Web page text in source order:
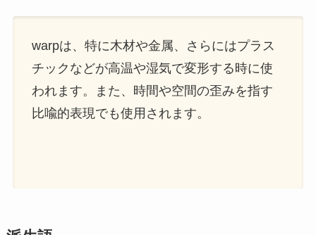
warpは、特に木材や金属、さらにはプラス
チックなどが高温や湿気で変形する時に使
われます。また、時間や空間の歪みを指す
比喩的表現でも使用されます。